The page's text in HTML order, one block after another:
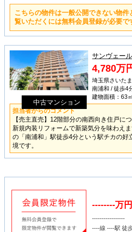
こちらの物件は一般公開できない物
覧いただくには無料会員登録が必要で
中古マンション
サンヴェー
4,780万
埼玉県さいた
南浦和 / 徒歩4
建物面積：63
担当者からのコメント
【売主直売】12階部分の南西向き住戸に
新規内装リフォームで新築気分を味わえ
の「南浦和」駅徒歩4分という駅チカの好
境です。
--------万円
-----------------
----線 ----駅 徒